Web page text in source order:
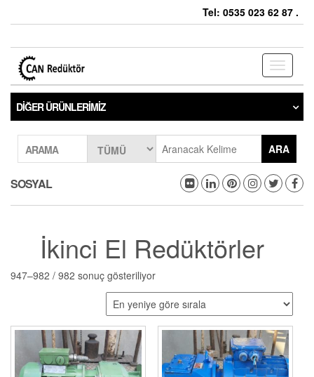
Tel: 0535 023 62 87 .
Toggle
DIĞER ÜRÜNLERIMIZ
ARAMA ARA
SOSYAL
İkinci El Redüktörler
947–982 / 982 sonuç gösteriliyor